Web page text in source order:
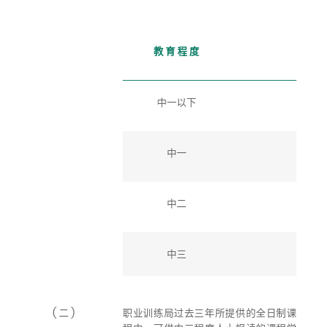
教 育 程 度
中一以下
中一
中二
中三
( 二 )
职业训练局过去三年所提供的全日制课